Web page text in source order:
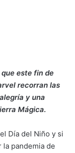
este fin de
recorran las
y una
Mágica.
Día del Niño y si
pandemia de